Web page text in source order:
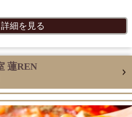
詳細を見る
蓮REN